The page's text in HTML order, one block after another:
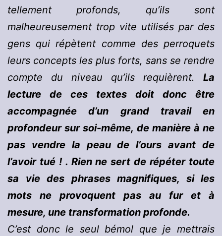
tellement profonds, qu’ils sont
malheureusement trop vite utilisés par des
gens qui répètent comme des perroquets
leurs concepts les plus forts, sans se rendre
compte du niveau qu’ils requièrent. La
lecture de ces textes doit donc être
accompagnée d’un grand travail en
profondeur sur soi-même, de manière à ne
pas vendre la peau de l’ours avant de
l’avoir tué ! . Rien ne sert de répéter toute
sa vie des phrases magnifiques, si les
mots ne provoquent pas au fur et à
mesure, une transformation profonde.
C’est donc le seul bémol que je mettrais